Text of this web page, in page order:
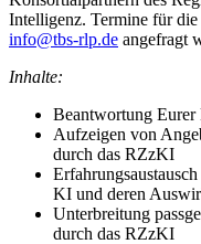
Intelligenz. Termine für
info@tbs-rlp.de angefragt
Inhalte:
Beantwortung Eurer
Aufzeigen von
durch das RZzKI
KI und deren
Unterbreitung
durch das RZzKI